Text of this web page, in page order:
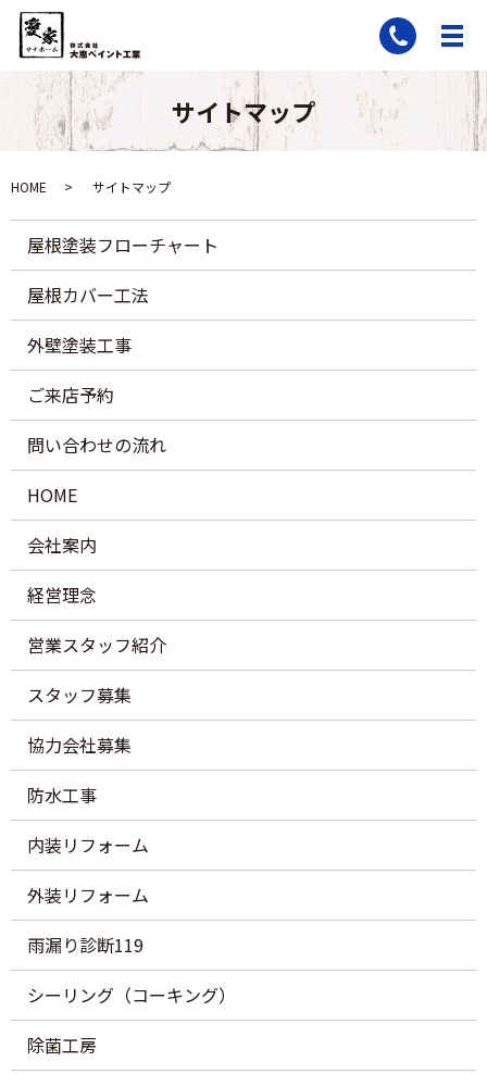
サイトマップ
HOME サイトマップ
屋根塗装フローチャート
屋根カバー工法
外壁塗装工事
ご来店予約
問い合わせの流れ
HOME
会社案内
経営理念
営業スタッフ紹介
スタッフ募集
協力会社募集
防水工事
内装リフォーム
外装リフォーム
雨漏り診断119
シーリング（コーキング）
除菌工房